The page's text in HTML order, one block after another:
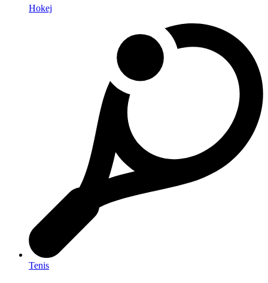
Hokej
Tenis